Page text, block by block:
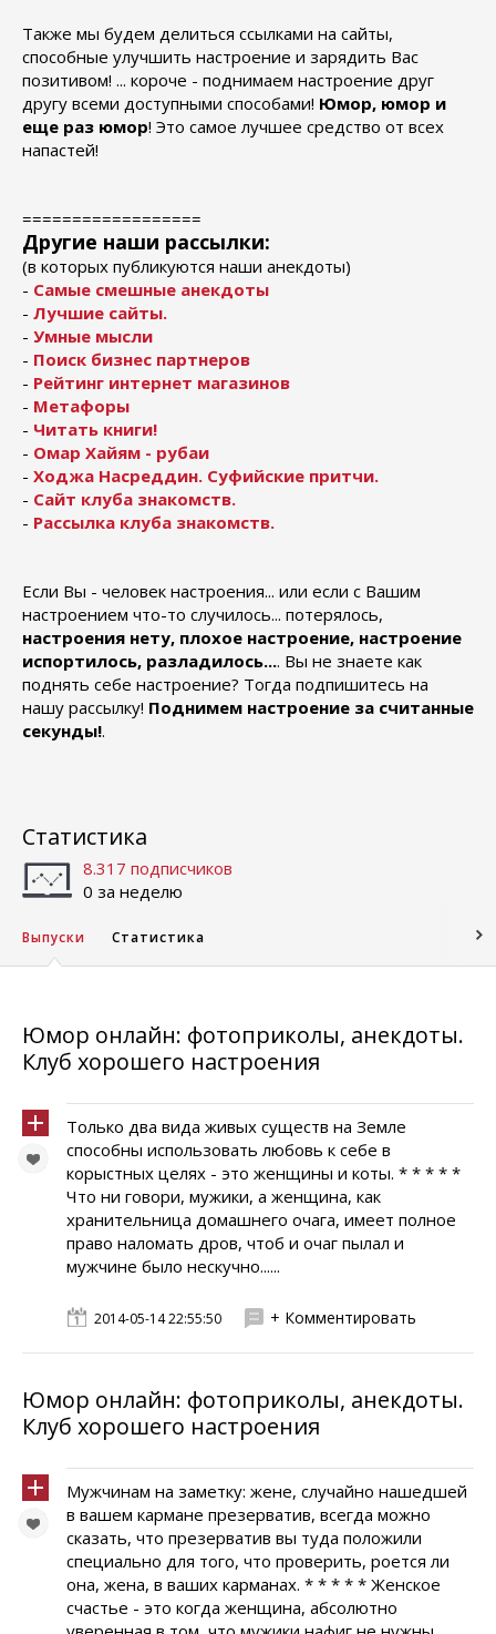
Также мы будем делиться ссылками на сайты,
способные улучшить настроение и зарядить Вас
позитивом! ... короче - поднимаем настроение друг
другу всеми доступными способами! Юмор, юмор и
еще раз юмор! Это самое лучшее средство от всех
напастей!
==================
Другие наши рассылки:
(в которых публикуются наши анекдоты)
- Самые смешные анекдоты
- Лучшие сайты.
- Умные мысли
- Поиск бизнес партнеров
- Рейтинг интернет магазинов
- Метафоры
- Читать книги!
- Омар Хайям - рубаи
- Ходжа Насреддин. Cуфийские притчи.
- Сайт клуба знакомств.
- Рассылка клуба знакомств.
Если Вы - человек настроения... или если с Вашим
настроением что-то случилось... потерялось,
настроения нету, плохое настроение, настроение
испортилось, разладилось.... Вы не знаете как
поднять себе настроение? Тогда подпишитесь на
нашу рассылку! Поднимем настроение за считанные
секунды!.
Статистика
8.317 подписчиков
0 за неделю
Выпуски Статистика
Юмор онлайн: фотоприколы, анекдоты.
Клуб хорошего настроения
Только два вида живых существ на Земле
способны использовать любовь к себе в
корыстных целях - это женщины и коты. * * * * *
Что ни говори, мужики, а женщина, как
хранительница домашнего очага, имеет полное
право наломать дров, чтоб и очаг пылал и
мужчине было нескучно......
2014-05-14 22:55:50 + Комментировать
Юмор онлайн: фотоприколы, анекдоты.
Клуб хорошего настроения
Мужчинам на заметку: жене, случайно нашедшей
в вашем кармане презерватив, всегда можно
сказать, что презерватив вы туда положили
специально для того, что проверить, роется ли
она, жена, в ваших карманах. * * * * * Женское
счастье - это когда женщина, абсолютно